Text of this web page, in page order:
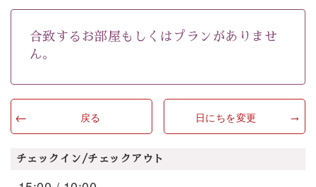
合致するお部屋もしくはプランがありませ
ん。
戻る 日にちを変更
チェックイン/チェックアウト